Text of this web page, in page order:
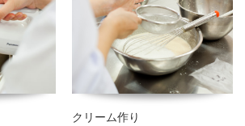
クリーム作り